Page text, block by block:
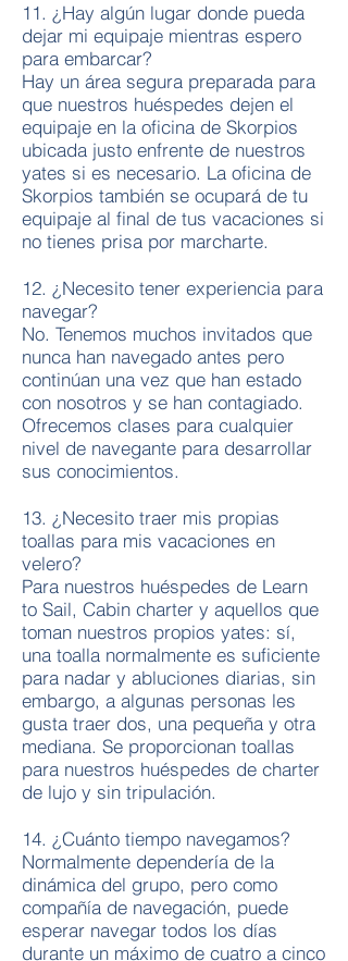
11. ¿Hay algún lugar donde pueda
dejar mi equipaje mientras espero
para embarcar?
Hay un área segura preparada para
que nuestros huéspedes dejen el
equipaje en la oficina de Skorpios
ubicada justo enfrente de nuestros
yates si es necesario. La oficina de
Skorpios también se ocupará de tu
equipaje al final de tus vacaciones si
no tienes prisa por marcharte.
12. ¿Necesito tener experiencia para
navegar?
No. Tenemos muchos invitados que
nunca han navegado antes pero
continúan una vez que han estado
con nosotros y se han contagiado.
Ofrecemos clases para cualquier
nivel de navegante para desarrollar
sus conocimientos.
13. ¿Necesito traer mis propias
toallas para mis vacaciones en
velero?
Para nuestros huéspedes de Learn
to Sail, Cabin charter y aquellos que
toman nuestros propios yates: sí,
una toalla normalmente es suficiente
para nadar y abluciones diarias, sin
embargo, a algunas personas les
gusta traer dos, una pequeña y otra
mediana. Se proporcionan toallas
para nuestros huéspedes de charter
de lujo y sin tripulación.
14. ¿Cuánto tiempo navegamos?
Normalmente dependería de la
dinámica del grupo, pero como
compañía de navegación, puede
esperar navegar todos los días
durante un máximo de cuatro a cinco